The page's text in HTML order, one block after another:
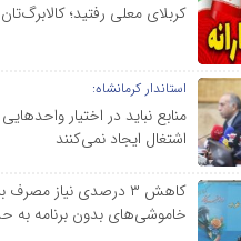
کربلای معلی رفتید؛
استاندار کرمانشاه:
منابع نباید در اختیار
اشتغال ایجاد نمی‌کنند
کاهش ۳ درصدی نیاز
خاموشی‌های بدون برنامه به